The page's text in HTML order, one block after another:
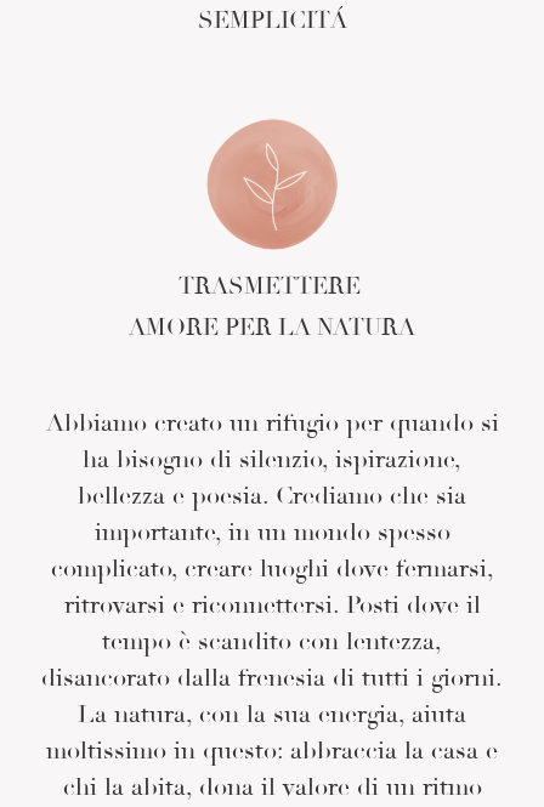
SEMPLICITÁ
TRASMETTERE
AMORE PER LA NATURA
Abbiamo creato un rifugio per quando si
ha bisogno di silenzio, ispirazione,
bellezza e poesia. Crediamo che sia
importante, in un mondo spesso
complicato, creare luoghi dove fermarsi,
ritrovarsi e riconnettersi. Posti dove il
tempo è scandito con lentezza,
disancorato dalla frenesia di tutti i giorni.
La natura, con la sua energia, aiuta
moltissimo in questo: abbraccia la casa e
chi la abita, dona il valore di un ritmo